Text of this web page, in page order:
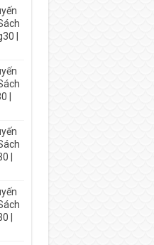
|
|
|
|